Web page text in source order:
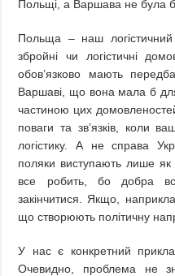
Польщі, а Варшава не була б
Польща – наш
збройні чи логістичні
обов’язково мають
Варшаві, що вона мала б
частиною цих
поваги та зв’язків, коли
логістику. А не справа
поляки виступають лише як
все робить, бо добра
закінчитися. Якщо,
що створюють політичну
У нас є конкретний
Очевидно, проблема не